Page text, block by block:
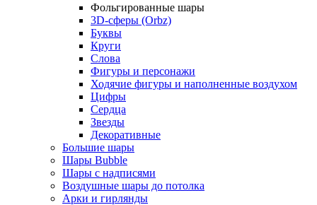
Фольгированные шары
3D-сферы (Orbz)
Буквы
Круги
Слова
Фигуры и персонажи
Ходячие фигуры и наполненные воздухом
Цифры
Сердца
Звезды
Декоративные
Большие шары
Шары Bubble
Шары с надписями
Воздушные шары до потолка
Арки и гирлянды